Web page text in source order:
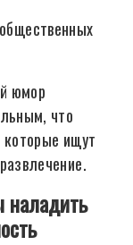
юмор
что
которые ищут
наладить